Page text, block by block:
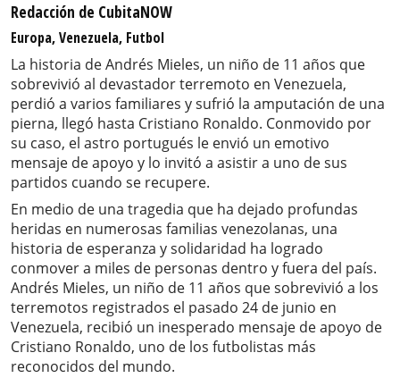
Redacción de CubitaNOW
Europa, Venezuela, Futbol
La historia de Andrés Mieles, un niño de 11 años que
sobrevivió al devastador terremoto en Venezuela,
perdió a varios familiares y sufrió la amputación de una
pierna, llegó hasta Cristiano Ronaldo. Conmovido por
su caso, el astro portugués le envió un emotivo
mensaje de apoyo y lo invitó a asistir a uno de sus
partidos cuando se recupere.
En medio de una tragedia que ha dejado profundas
heridas en numerosas familias venezolanas, una
historia de esperanza y solidaridad ha logrado
conmover a miles de personas dentro y fuera del país.
Andrés Mieles, un niño de 11 años que sobrevivió a los
terremotos registrados el pasado 24 de junio en
Venezuela, recibió un inesperado mensaje de apoyo de
Cristiano Ronaldo, uno de los futbolistas más
reconocidos del mundo.